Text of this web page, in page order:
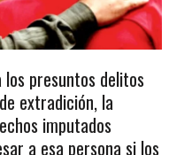
los presuntos delitos
extradición, la
imputados
a esa persona si los